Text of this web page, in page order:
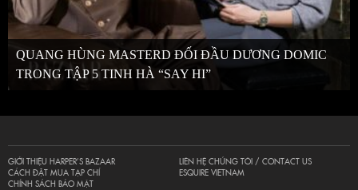
QUANG HÙNG MASTERD ĐỐI ĐẦU DƯƠNG DOMIC
TRONG TẬP 5 TINH HÀ “SAY HI”
GIỚI THIỆU HARPER’S BAZAAR
CÁCH ĐẶT MUA TẠP CHÍ
CHÍNH SÁCH BẢO MẬT
LIÊN HỆ CHÚNG TÔI / CONTACT US
ESQUIRE VIETNAM